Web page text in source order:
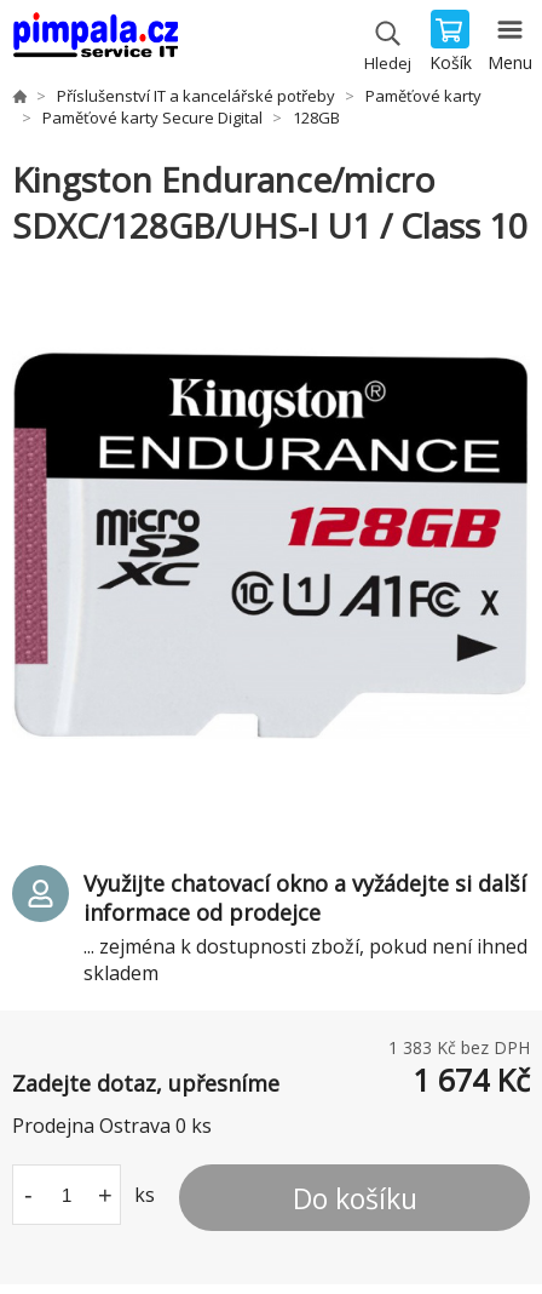
Hledej Košík Menu
Příslušenství IT a kancelářské potřeby
Paměťové karty
Paměťové karty Secure Digital
128GB
Kingston Endurance/micro
SDXC/128GB/UHS-I U1 / Class 10
1 383 Kč bez DPH
Zadejte dotaz, upřesníme 1 674Kč
Prodejna Ostrava 0 ks
- + ks Do košíku
Využijte chatovací okno a vyžádejte si další
informace od prodejce
... zejména k dostupnosti zboží, pokud není ihned
skladem